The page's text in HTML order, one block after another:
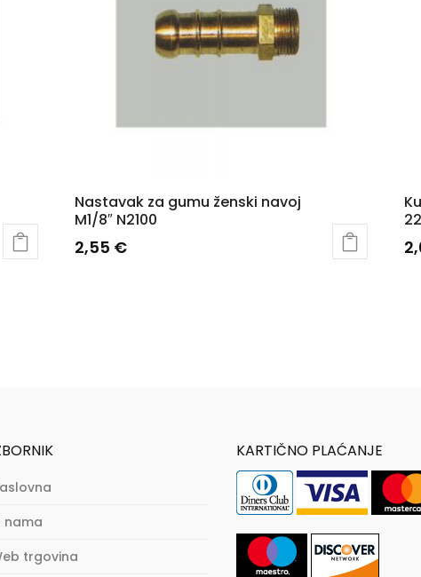
Nastavak za gumu ženski navoj
M1/8″ N2100
2,55 €
nama
trgovina
KARTIČNO PLAĆANJE